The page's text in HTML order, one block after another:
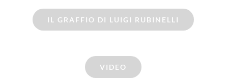
IL GRAFFIO DI LUIGI RUBINELLI
VIDEO